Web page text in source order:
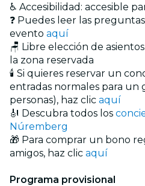
♿ Accesibilidad: accesible
❓ Puedes leer las
evento aquí
🪑 Libre elección de
la zona reservada
🕯️ Si quieres reservar un
entradas normales para un
personas), haz clic aquí
🎻 Descubra todos los
Núremberg
🎁 Para comprar un bono
amigos, haz clic aquí
Programa provisional